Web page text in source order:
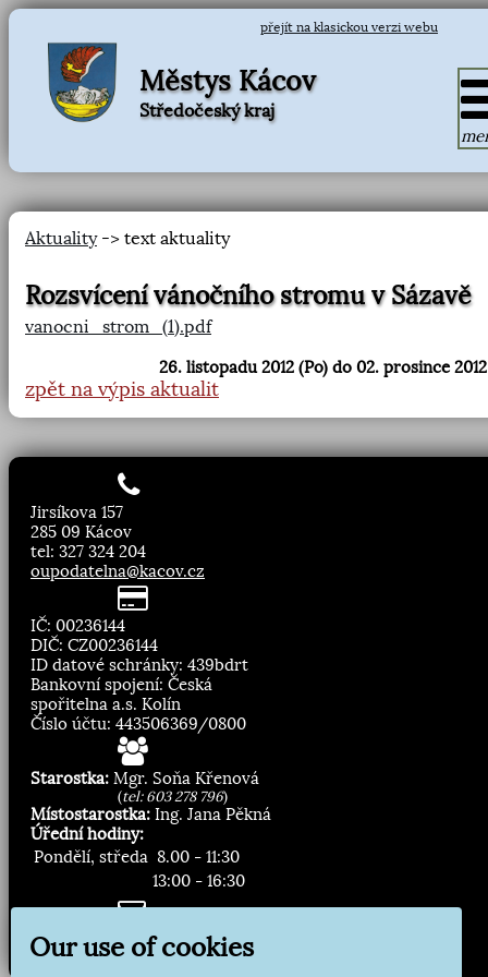
přejít na klasickou verzi webu
Městys Kácov
Středočeský kraj
Aktuality-> text aktuality
Rozsvícení vánočního stromu v Sázavě
vanocni_strom_(1).pdf
26. listopadu 2012 (Po) do 02. prosince
zpět na výpis aktualit
Jirsíkova 157
285 09 Kácov
tel: 327 324 204
oupodatelna@kacov.cz
IČ: 00236144
DIČ: CZ00236144
ID datové schránky: 439bdrt
Bankovní spojení: Česká
spořitelna a.s. Kolín
Číslo účtu: 443506369/0800
Starostka: Mgr. Soňa Křenová
(tel: 603 278 796)
Místostarostka: Ing. Jana Pěkná
Úřední hodiny:
Pondělí, středa 8.00 - 11:30
13:00 - 16:30
Zasílání novinek:
Our use of cookies